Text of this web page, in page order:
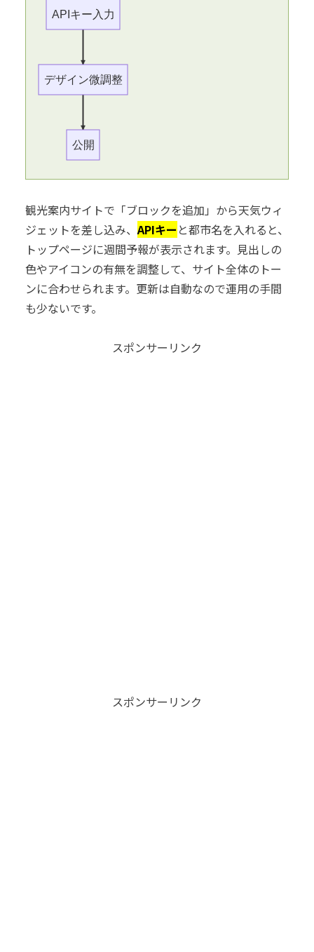
APIキー入力
デザイン微調整
公開
観光案内サイトで「ブロックを追加」から天気ウィ
ジェットを差し込み、 APIキー と都市名を入れると、
トップページに週間予報が表示されます。見出しの
色やアイコンの有無を調整して、サイト全体のトー
ンに合わせられます。更新は自動なので運用の手間
も少ないです。
スポンサーリンク
スポンサーリンク